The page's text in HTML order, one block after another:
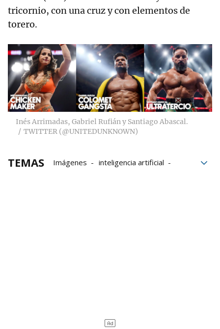
tricornio, con una cruz y con elementos de
torero.
Inés Arrimadas, Gabriel Rufián y Santiago Abascal.
TWITTER (@UNITEDUNKNOWN)
TEMAS Imágenes
inteligencia artificial